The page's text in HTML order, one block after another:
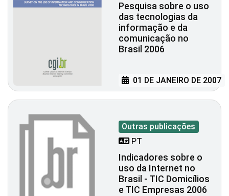
Pesquisa sobre o uso
das tecnologias da
informação e da
comunicação no
Brasil 2006
01 DE JANEIRO DE 2007
Outras publicações
PT
Indicadores sobre o
uso da Internet no
Brasil - TIC Domicílios
e TIC Empresas 2006